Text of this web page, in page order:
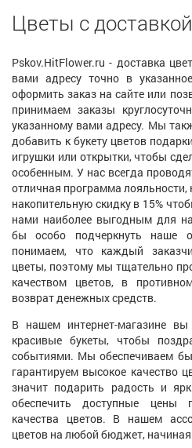
Цветы с
Pskov.HitFlower.ru - доставка
вами адресу точно в
оформить заказ на сайте или
принимаем заказы
указанному вами адресу. Мы
добавить к букету цветов
игрушки или открытки, чтобы
особенным. У нас всегда
отличная программа лояльности,
накопительную скидку в 15%
нами наиболее выгодным для
бы особо подчеркнуть наше
понимаем, что каждый
цветы, поэтому мы тщательно
качеством цветов, в
возврат денежных средств.
В нашем интернет-магазине
красивые букеты, чтобы
событиями. Мы обеспечиваем
гарантируем высокое качество
значит подарить радость и
обеспечить доступные цены
качества цветов. В нашем
цветов на любой бюджет, начиная